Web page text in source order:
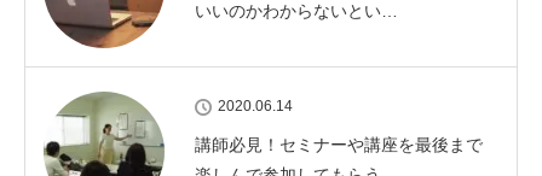
いいのかわからないとい…
2020.06.14
講師必見！セミナーや講座を最後まで